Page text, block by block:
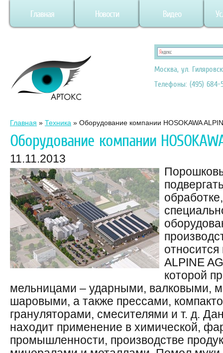
Главная Новости Видео
Москва, ул.
Телефоны: (495) 684-
Главная » Техника » Оборудование компании HOSOKAWA
Оборудование компании
11.11.2013
ALPINE
которой
мельницами – ударными, валковыми,
шаровыми, а также прессами,
грануляторами, смесителями и т. д.
находит применение в химической,
промышленности, производстве